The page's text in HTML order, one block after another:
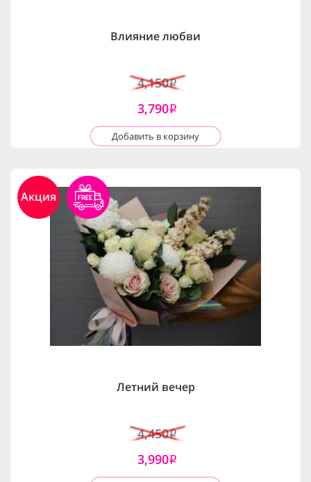
Влияние любви
4,150i
3,790i
Добавить в корзину
Акция
Летний вечер
4,450i
3,990i